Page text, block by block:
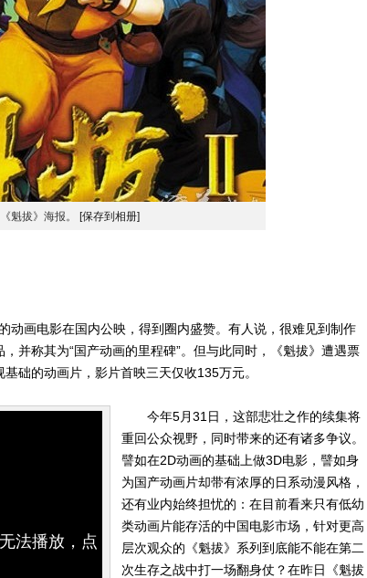
《魁拔》海报。 [保存到相册]
画电影在国内公映，得到圈内盛赞。有人说，很难见到制作
并称其为“国产动画的里程碑”。但与此同时，《魁拔》遭遇票
础的动画片，影片首映三天仅收135万元。
法播放，点
今年5月31日，这部悲壮之作的续集将
重回公众视野，同时带来的还有诸多争议。
譬如在2D动画的基础上做3D电影，譬如身
为国产动画片却带有浓厚的日系动漫风格，
还有业内始终担忧的：在目前看来只有低幼
类动画片能存活的中国电影市场，针对更高
层次观众的《魁拔》系列到底能不能在第二
次生存之战中打一场翻身仗？在昨日《魁拔